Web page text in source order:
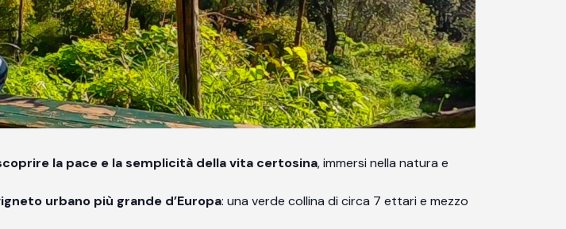
la pace e la semplicità della vita certosina, immersi nella natura e
urbano più grande d’Europa: una verde collina di circa 7 ettari e mezzo